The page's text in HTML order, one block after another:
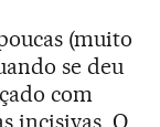
(muito
se deu
com
incisivas. O